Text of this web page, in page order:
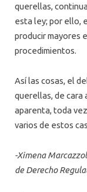
querellas,
esta ley; por ello,
producir mayores
procedimientos.
Así las cosas, el
querellas, de cara
aparenta, toda
varios de estos
-Ximena
de Derecho